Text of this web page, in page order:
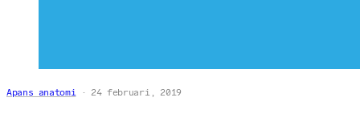
Apans anatomi 24 februari, 2019